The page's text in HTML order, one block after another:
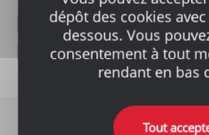
LOCALISATION
L'AGENCE
dépôt des cookies
dessous. Vous
consentement à tout
rendant en bas
Tout